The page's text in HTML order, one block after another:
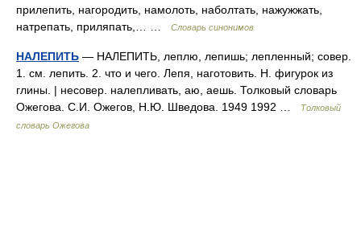
прилепить, нагородить, намолоть, наболтать, нажужжать,
натрепать, приляпать,… …
Словарь синонимов
НАЛЕПИТЬ — НАЛЕПИТЬ, леплю, лепишь; лепленный; совер.
1. см. лепить. 2. что и чего. Лепя, наготовить. Н. фигурок из
глины. | несовер. налепливать, аю, аешь. Толковый словарь
Ожегова. С.И. Ожегов, Н.Ю. Шведова. 1949 1992 …
Толковый
словарь Ожегова